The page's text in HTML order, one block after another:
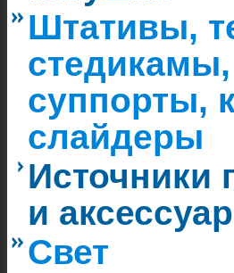
Штативы,
стедикамы,
суппорты,
слайдеры
Источники
и
Свет